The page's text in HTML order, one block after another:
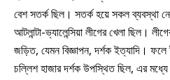
বেশ সতর্ক ছিল। সতর্ক হয়ে সকল ব্যবস্থা
আটলান্টা-ভ্যালেন্সিয়া লীগের খেলা ছিল।
জড়িত, যেমন বিজ্ঞাপন, দর্শক ইত্যাদি। ফলে
চল্লিশ হাজার দর্শক উপস্থিত ছিল, এর